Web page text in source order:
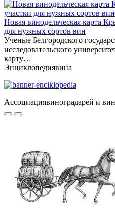
Новая винодельческая карта
для нужных сортов вин
Ученые Белгородского
исследовательского
карту…
Энциклопедиявина
Ассоциациявиноградарей и